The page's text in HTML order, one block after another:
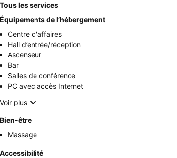
Tous les services
Équipements de l’hébergement
Centre d'affaires
Hall d’entrée/réception
Ascenseur
Bar
Salles de conférence
PC avec accès Internet
Voir plus
Bien-être
Massage
Accessibilité